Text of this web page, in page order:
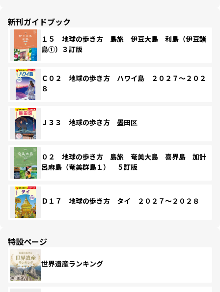
新刊ガイドブック
１５ 地球の歩き方 島旅 伊豆大島 利島（伊豆諸
島①）３訂版
Ｃ０２ 地球の歩き方 ハワイ島 ２０２７～２０２
８
Ｊ３３ 地球の歩き方 墨田区
０２ 地球の歩き方 島旅 奄美大島 喜界島 加計
呂麻島（奄美群島１） ５訂版
Ｄ１７ 地球の歩き方 タイ ２０２７～２０２８
特設ページ
世界遺産ランキング